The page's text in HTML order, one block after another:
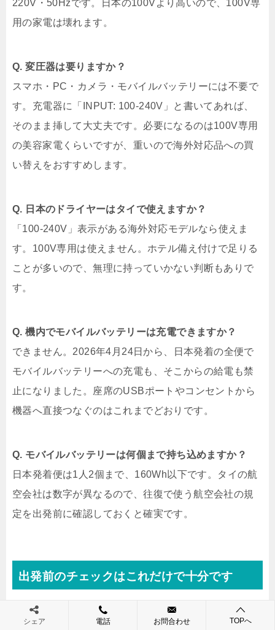
220V・50Hzです。日本の100Vより高いので、100V専
用の家電は壊れます。
Q. 変圧器は要りますか？
スマホ・PC・カメラ・モバイルバッテリーには不要で
す。充電器に「INPUT: 100-240V」と書いてあれば、
そのまま挿して大丈夫です。必要になるのは100V専用
の美容家電くらいですが、重いので海外対応品への買
い替えをおすすめします。
Q. 日本のドライヤーはタイで使えますか？
「100-240V」表示がある海外対応モデルなら使えま
す。100V専用は使えません。ホテル備え付けで足りる
ことが多いので、無理に持っていかない判断もありで
す。
Q. 機内でモバイルバッテリーは充電できますか？
できません。2026年4月24日から、日本発着の全便で
モバイルバッテリーへの充電も、そこからの給電も禁
止になりました。座席のUSBポートやコンセントから
機器へ直接つなぐのはこれまでどおりです。
Q. モバイルバッテリーは何個まで持ち込めますか？
日本発着便は1人2個まで、160Wh以下です。タイの航
空会社は数字が異なるので、往復で使う航空会社の規
定を出発前に確認しておくと確実です。
出発前のチェックはこれだけで十分です
最後に、僕が出発前に確認している項目を置いておき
シェア 電話 お問合わせ TOPへ